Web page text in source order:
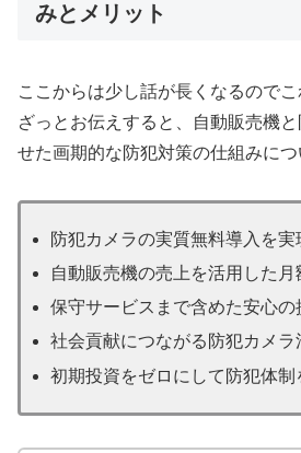
みとメリット
ここからは少し話が長くなるので
ざっとお伝えすると、自動販売機
せた画期的な防犯対策の仕組みにつ
防犯カメラの実質無料導入を実
自動販売機の売上を活用した
保守サービスまで含めた安心の
社会貢献につながる防犯カメラ
初期投資をゼロにして防犯体